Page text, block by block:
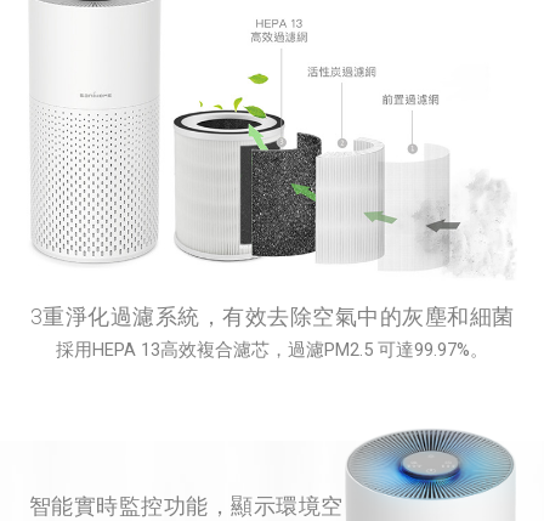
3重淨化過濾系統，有效去除空氣中的灰塵和細菌
採用HEPA 13高效複合濾芯，過濾PM2.5 可達99.97%。
智能實時監控功能，顯示環境空